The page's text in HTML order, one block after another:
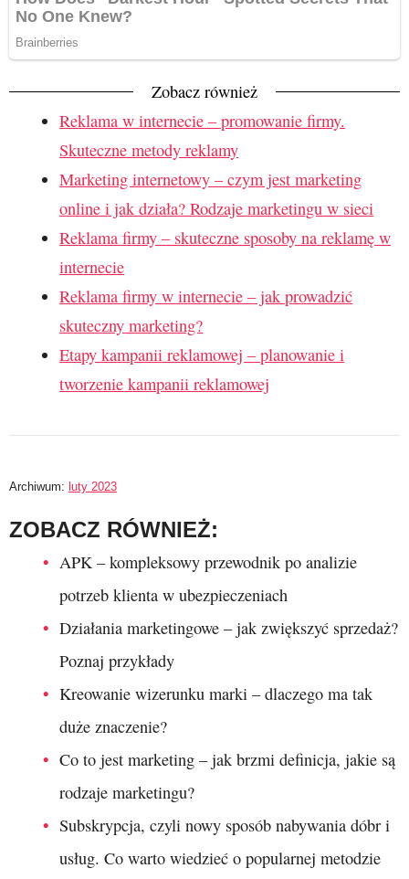
Zobacz również
Reklama w internecie – promowanie firmy.
Skuteczne metody reklamy
Marketing internetowy – czym jest marketing
online i jak działa? Rodzaje marketingu w sieci
Reklama firmy – skuteczne sposoby na reklamę w
internecie
Reklama firmy w internecie – jak prowadzić
skuteczny marketing?
Etapy kampanii reklamowej – planowanie i
tworzenie kampanii reklamowej
Archiwum: luty 2023
ZOBACZ RÓWNIEŻ:
APK – kompleksowy przewodnik po analizie
potrzeb klienta w ubezpieczeniach
Działania marketingowe – jak zwiększyć sprzedaż?
Poznaj przykłady
Kreowanie wizerunku marki – dlaczego ma tak
duże znaczenie?
Co to jest marketing – jak brzmi definicja, jakie są
rodzaje marketingu?
Subskrypcja, czyli nowy sposób nabywania dóbr i
usług. Co warto wiedzieć o popularnej metodzie